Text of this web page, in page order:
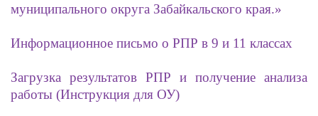
муниципального округа Забайкальского края.»
Информационное письмо о РПР в 9 и 11 классах
Загрузка результатов РПР и получение анализа
работы (Инструкция для ОУ)